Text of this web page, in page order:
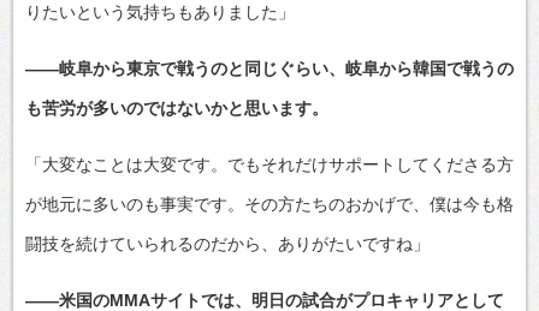
りたいという気持ちもありました」
――岐阜から東京で戦うのと同じぐらい、岐阜から韓国で戦うの
も苦労が多いのではないかと思います。
「大変なことは大変です。でもそれだけサポートしてくださる方
が地元に多いのも事実です。その方たちのおかげで、僕は今も格
闘技を続けていられるのだから、ありがたいですね」
――米国のMMAサイトでは、明日の試合がプロキャリアとして